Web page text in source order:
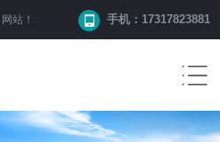
网站！ 手机：17317823881